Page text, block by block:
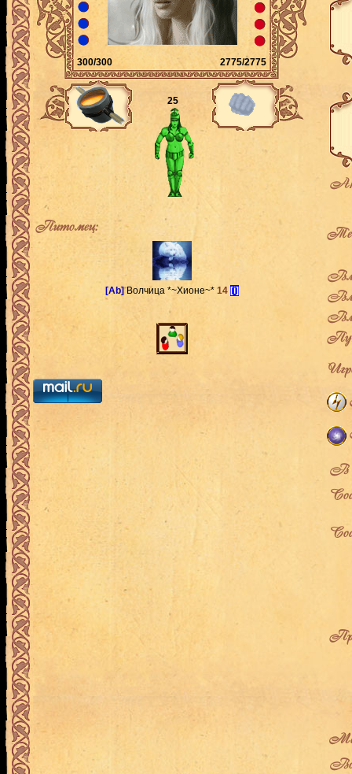
300/300 2775/2775
25
Питомец:
[Ab]Волчица *~Хионе~* 14 [i]
В